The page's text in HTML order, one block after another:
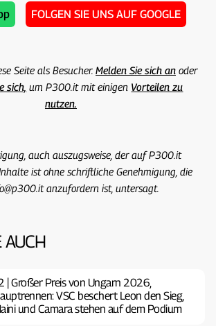
FOLGEN SIE UNS AUF GOOGLE
Seite als Besucher. Melden Sie sich anoder
sich, um P300.it mit einigen Vorteilen zu
nutzen.
auch auszugsweise, der auf P300.it
ist ohne schriftliche Genehmigung, die
anzufordern ist, untersagt.
AUCH
| Großer Preis von Ungarn 2026,
VSC beschert Leon den Sieg,
und Camara stehen auf dem Podium